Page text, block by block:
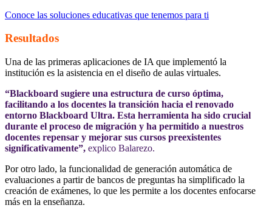
Conoce las soluciones educativas que tenemos para ti
Resultados
Una de las primeras aplicaciones de IA que implementó la
institución es la asistencia en el diseño de aulas virtuales.
“Blackboard sugiere una estructura de curso óptima,
facilitando a los docentes la transición hacia el renovado
entorno Blackboard Ultra. Esta herramienta ha sido crucial
durante el proceso de migración y ha permitido a nuestros
docentes repensar y mejorar sus cursos preexistentes
significativamente”, explico Balarezo.
Por otro lado, la funcionalidad de generación automática de
evaluaciones a partir de bancos de preguntas ha simplificado la
creación de exámenes, lo que les permite a los docentes enfocarse
más en la enseñanza.